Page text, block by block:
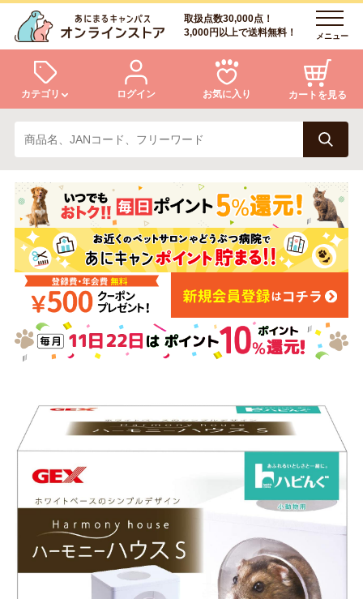
取扱点数30,000点！
3,000円以上で送料無料！
メニュー
カテゴリ
犬 猫
小動物・鳥 アクア・爬虫類・昆虫
ドッグフード キャットフード
美容・ケア用品 服・おさんぽ用品
日用品（デイリー） リビング雑貨
ログイン お気に入り カートを見る
ログイン
会員登録
あにまるキャンパスについて
アフターサービス
商品リクエスト
お問い合わせ